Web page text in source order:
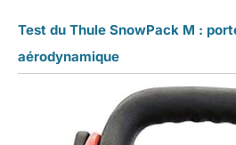
Test du Thule SnowPack M :
aérodynamique